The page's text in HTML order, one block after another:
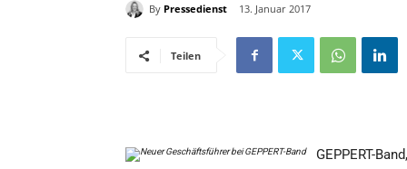
By Pressedienst 13. Januar 2017
Teilen
GEPPERT-